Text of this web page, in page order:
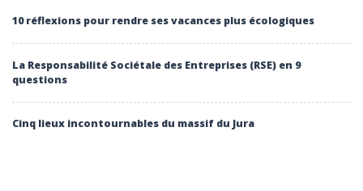
10 réflexions pour rendre ses vacances plus écologiques
La Responsabilité Sociétale des Entreprises (RSE) en 9
questions
Cinq lieux incontournables du massif du Jura